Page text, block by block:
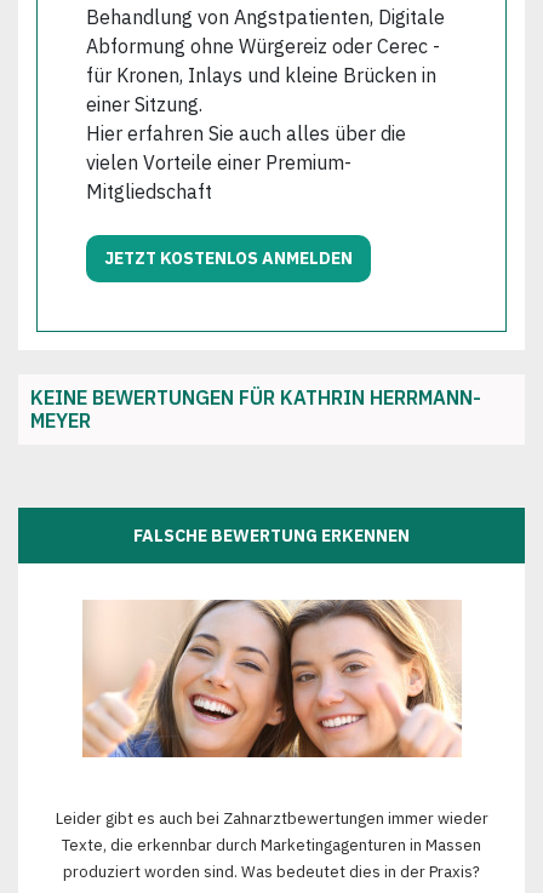
Behandlung von Angstpatienten, Digitale
Abformung ohne Würgereiz oder Cerec -
für Kronen, Inlays und kleine Brücken in
einer Sitzung.
Hier erfahren Sie auch alles über die
vielen Vorteile einer Premium-
Mitgliedschaft
JETZT KOSTENLOS ANMELDEN
KEINE BEWERTUNGEN FÜR KATHRIN HERRMANN-
MEYER
FALSCHE BEWERTUNG ERKENNEN
Leider gibt es auch bei Zahnarztbewertungen immer wieder
Texte, die erkennbar durch Marketingagenturen in Massen
produziert worden sind. Was bedeutet dies in der Praxis?